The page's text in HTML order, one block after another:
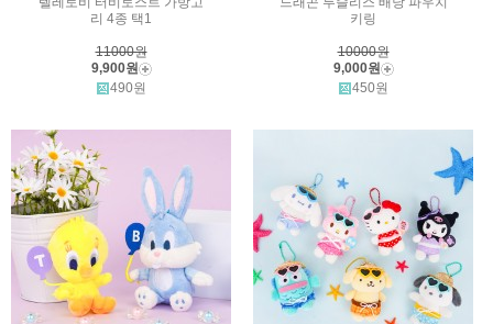
리 4종 택1
11000원
9,900원
490원
키링
10000원
9,000원
450원